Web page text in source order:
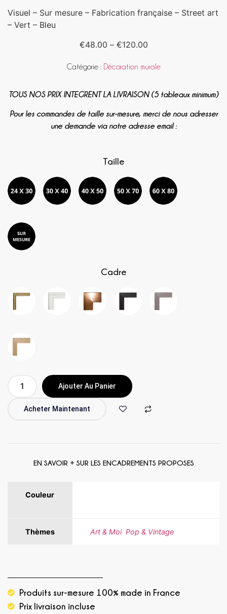
Visuel – Sur mesure – Fabrication française – Street art
– Vert – Bleu
€48.00 – €120.00
Catégorie : Décoration murale
TOUS NOS PRIX INTEGRENT LA LIVRAISON (5 tableaux minimum)
Pour les commandes de taille sur-mesure, merci de nous adresser
une demande via notre adresse email :
Taille
Cadre
Acheter Maintenant
Ajouter Au Panier
EN SAVOIR + SUR LES ENCADREMENTS PROPOSES
Couleur
Thèmes Art & Moi, Pop & Vintage
Produits sur-mesure 100% made in France
Prix livraison incluse